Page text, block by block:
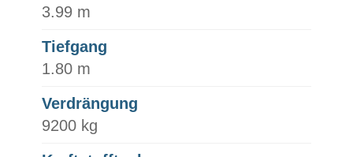
3.99 m
Tiefgang
1.80 m
Verdrängung
9200 kg